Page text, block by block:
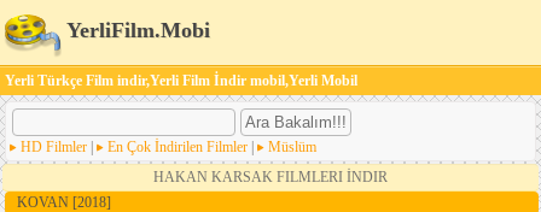
YerliFilm.Mobi
Yerli Türkçe Film indir,Yerli Film İndir mobil,Yerli Mobil
HD Filmler En Çok İndirilen Filmler
Müslüm
HAKAN KARSAK FILMLERI İNDIR
KOVAN [2018]